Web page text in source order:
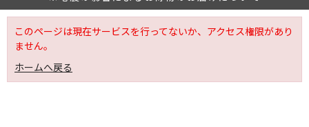
このページは現在サービスを行ってないか、アクセス権限があり
ません。
ホームへ戻る